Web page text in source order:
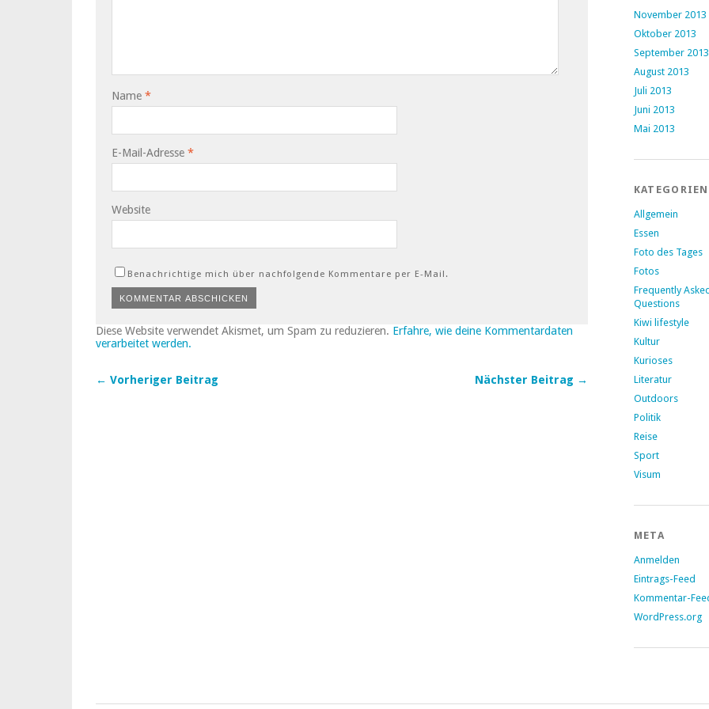
Name *
E-Mail-Adresse *
Website
Benachrichtige mich über nachfolgende Kommentare per E-Mail.
Diese Website verwendet Akismet, um Spam zu reduzieren. Erfahre, wie deine Kommentardaten
verarbeitet werden.
← Vorheriger Beitrag Nächster Beitrag →
November 2013
Oktober 2013
September 2013
August 2013
Juli 2013
Juni 2013
Mai 2013
KATEGORIEN
Allgemein
Essen
Foto des Tages
Fotos
Frequently
Questions
Kiwi lifestyle
Kultur
Kurioses
Literatur
Outdoors
Politik
Reise
Sport
Visum
META
Anmelden
Eintrags-Feed
Kommentar-
WordPress.org